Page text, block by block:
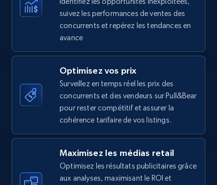
more.
35.2K+ 5.7K+
Amazon Reviews
URL, Product name, Product rating, Product
rating object, Product rating max, Rating,
Author name, Asin, and more.
suivez les performances de ventes des
concurrents et repérez les tendances en
avance
Optimisez vos prix
Surveillez en temps réel les prix des
concurrents et des vendeurs sur Pull&Bear
pour rester compétitif et assurer la
cohérence tarifaire de vos listings.
Maximisez les médias retail
Optimisez les résultats publicitaires grâce
aux analyses, maximisant le ROI et